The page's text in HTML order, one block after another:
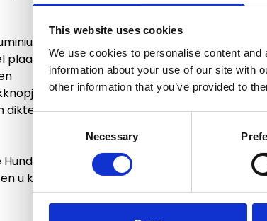
This website uses cookies
We use cookies to personalise content
information about your use of our site with
other information that you’ve provided to
Necessary
plaatwerk
(axa)
dikte
Autobench in uw auto past en tevens
u krijgt te zien of er een geschikt model is,